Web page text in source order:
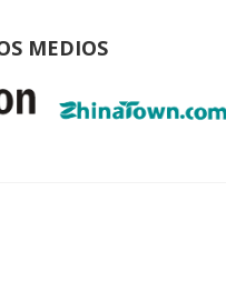
MEDIOS